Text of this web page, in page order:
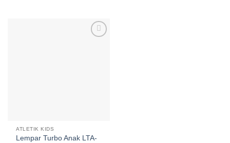
ATLETIK KIDS
Lempar Turbo Anak LTA-